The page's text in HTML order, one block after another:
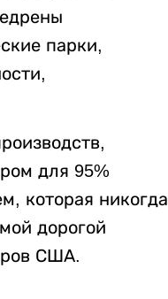
парки,
для 95%
которая никогда
дорогой
США.